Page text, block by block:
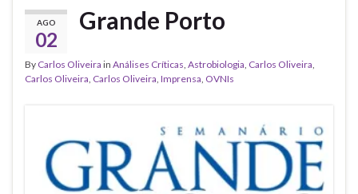
AGO
02
Grande Porto
By Carlos Oliveira in Análises Críticas Astrobiologia Carlos Oliveira
Carlos Oliveira Carlos Oliveira Imprensa OVNIs